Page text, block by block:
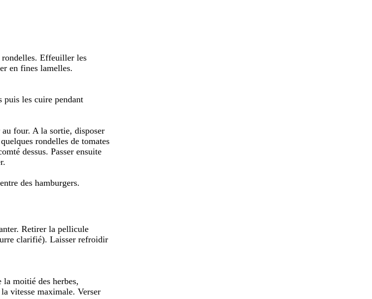
rondelles. Effeuiller les
en fines lamelles.
puis les cuire pendant
four. A la sortie, disposer
rondelles de tomates
dessus. Passer ensuite
des hamburgers.
Retirer la pellicule
clarifié). Laisser refroidir
moitié des herbes,
vitesse maximale. Verser